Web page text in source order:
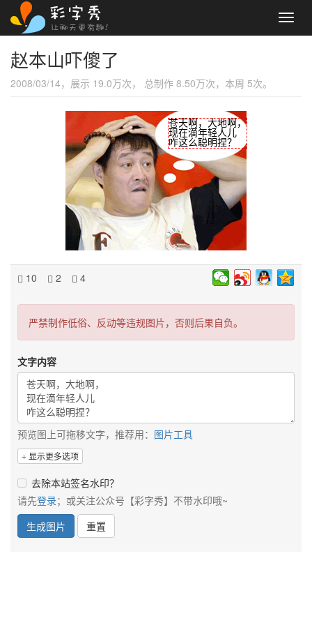
赵本山吓傻了
2008/03/14，展示 19.0万次， 总制作 8.50万次，本周 5次。
10 2 4
严禁制作低俗、反动等违规图片，否则后果自负。
文字内容
预览图上可拖移文字，推荐用： 图片工具
显示更多选项
去除本站签名水印？
请先登录；或关注公众号【彩字秀】不带水印哦~
生成图片
重置
苍天啊，大地啊，
现在滴年轻人儿
咋这么聪明捏？